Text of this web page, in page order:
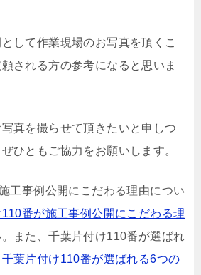
して作業現場のお写真を頂くこ
される方の参考になると思いま
真を撮らせて頂きたいと申しつ
ひともご協力をお願いします。
工事例公開にこだわる理由につい
番が施工事例公開にこだわる理
。また、千葉片付け110番が選ばれ
千葉片付け110番が選ばれる6つの